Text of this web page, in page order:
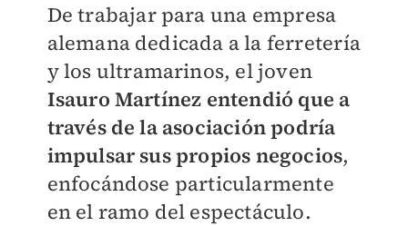
De trabajar para una empresa
alemana dedicada a la ferretería
y los ultramarinos, el joven
Isauro Martínez entendió que a
través de la asociación podría
impulsar sus propios negocios,
enfocándose particularmente
en el ramo del espectáculo.